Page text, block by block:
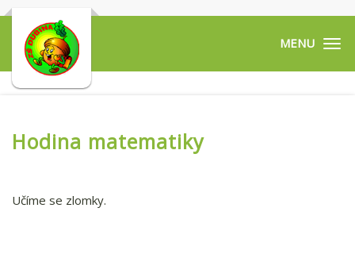
Hodina matematiky
Učíme se zlomky.